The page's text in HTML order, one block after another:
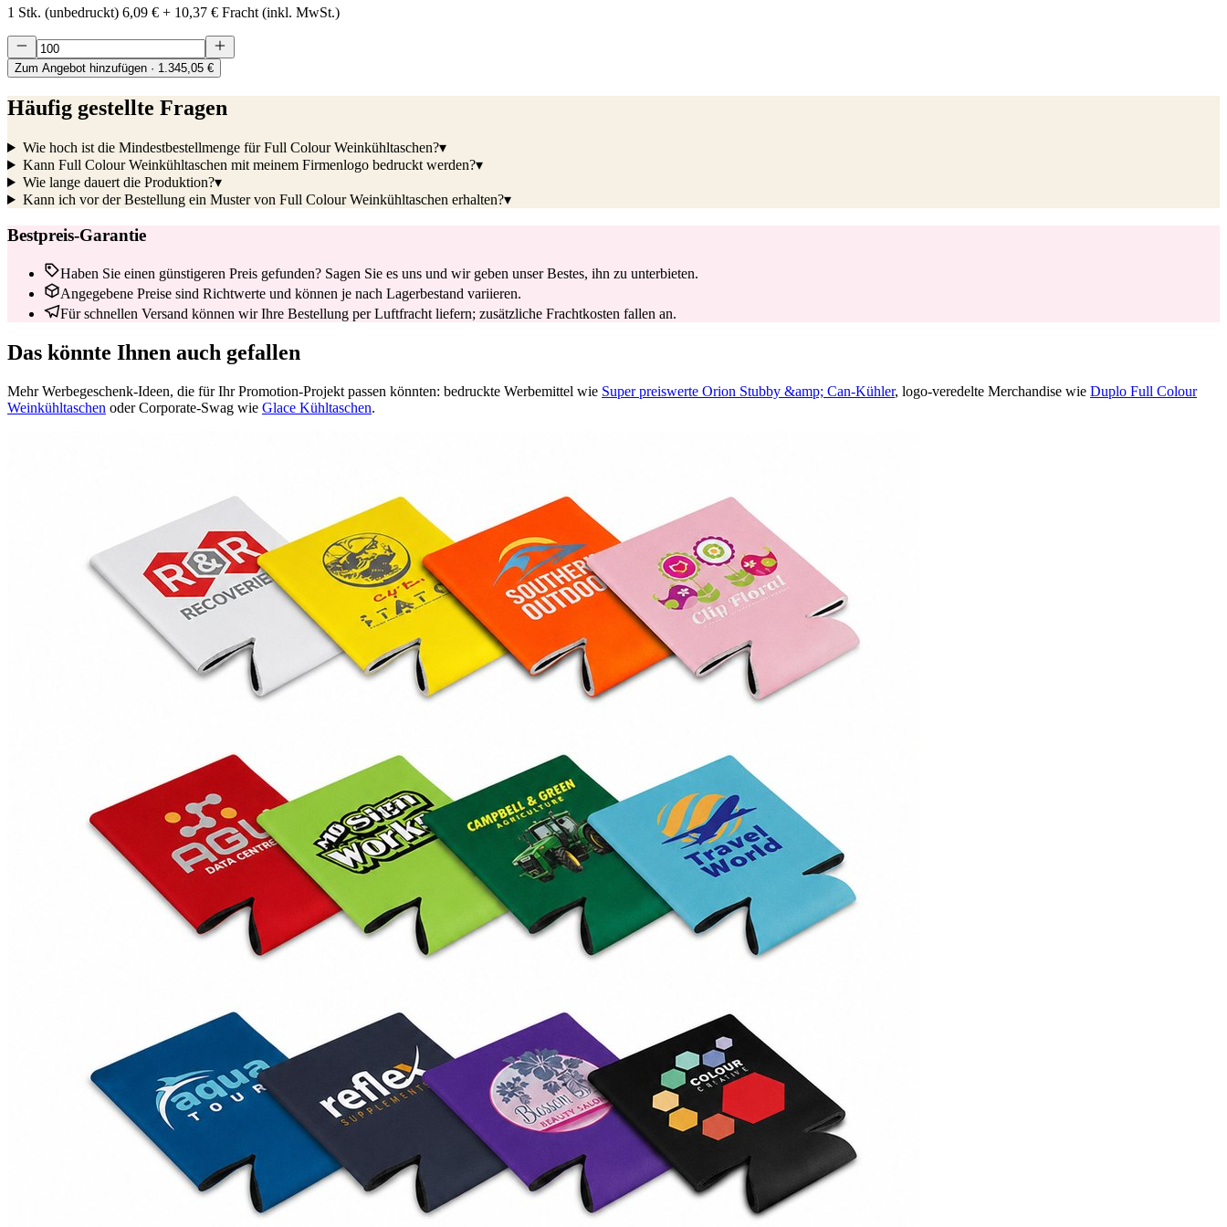
1 Stk. (unbedruckt) 6,09 € + 10,37 € Fracht (inkl. MwSt.)
Zum Angebot hinzufügen · 1.345,05 €
Häufig gestellte Fragen
Wie hoch ist die Mindestbestellmenge für Full Colour Weinkühltaschen?▾
Kann Full Colour Weinkühltaschen mit meinem Firmenlogo bedruckt werden?▾
Wie lange dauert die Produktion?▾
Kann ich vor der Bestellung ein Muster von Full Colour Weinkühltaschen erhalten?▾
Bestpreis-Garantie
Haben Sie einen günstigeren Preis gefunden? Sagen Sie es uns und wir geben unser Bestes, ihn zu unterbieten.
Angegebene Preise sind Richtwerte und können je nach Lagerbestand variieren.
Für schnellen Versand können wir Ihre Bestellung per Luftfracht liefern; zusätzliche Frachtkosten fallen an.
Das könnte Ihnen auch gefallen
Mehr Werbegeschenk-Ideen, die für Ihr Promotion-Projekt passen könnten: bedruckte Werbemittel wie Super preiswerte Orion Stubby &amp; Can-Kühler, logo-veredelte Merchandise wie Duplo Full Colour
Weinkühltaschen oder Corporate-Swag wie Glace Kühltaschen.